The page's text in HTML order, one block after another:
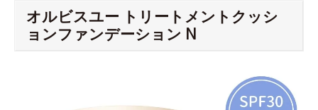
オルビスユー トリートメントクッシ
ョンファンデーション N